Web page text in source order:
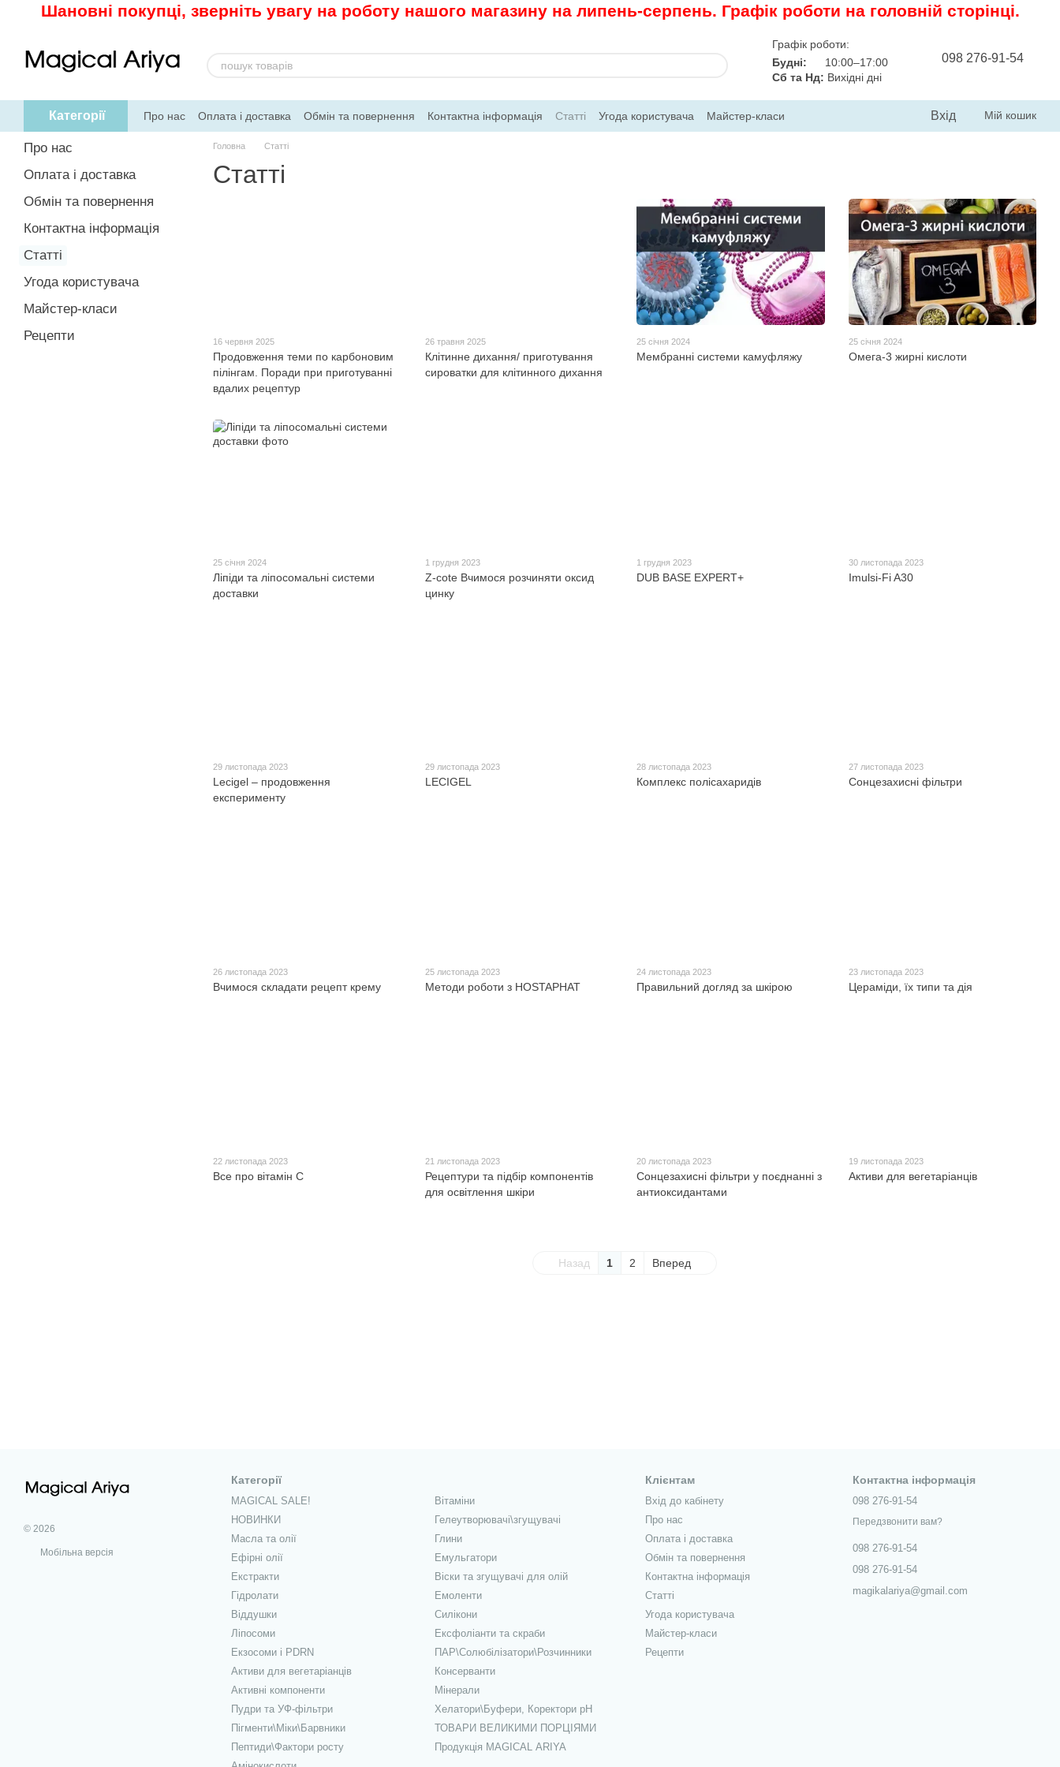
Шановні покупці, зверніть увагу на роботу нашого магазину на липень-серпень. Графік роботи на головній сторінці.
Графік роботи:
Будні:
10:00–17:00
Сб та Нд: Вихідні дні
098 276-91-54
Категорії Про нас Оплата і доставка Обмін та повернення Контактна інформація Статті Угода користувача
Майстер-класи
Рецепти
Вхід Мій кошик
Головна Статті
Статті
16 червня 2025
Продовження теми по карбоновим
пілінгам. Поради при приготуванні
вдалих рецептур
26 травня 2025
Клітинне дихання/ приготування
сироватки для клітинного дихання
25 січня 2024
Мембранні системи камуфляжу
25 січня 2024
Омега-3 жирні кислоти
25 січня 2024
Ліпіди та ліпосомальні системи
доставки
1 грудня 2023
Z-cote Вчимося розчиняти оксид
цинку
1 грудня 2023
DUB BASE EXPERT+
30 листопада 2023
Imulsi-Fi A30
29 листопада 2023
Lecigel – продовження
експерименту
29 листопада 2023
LECIGEL
28 листопада 2023
Комплекс полісахаридів
27 листопада 2023
Сонцезахисні фільтри
26 листопада 2023
Вчимося складати рецепт крему
25 листопада 2023
Методи роботи з HOSTAPHAT
24 листопада 2023
Правильний догляд за шкірою
23 листопада 2023
Цераміди, їх типи та дія
22 листопада 2023
Все про вітамін С
21 листопада 2023
Рецептури та підбір компонентів
для освітлення шкіри
20 листопада 2023
Сонцезахисні фільтри у поєднанні з
антиоксидантами
19 листопада 2023
Активи для вегетаріанців
Назад 1 2 Вперед
Про нас
Оплата і доставка
Обмін та повернення
Контактна інформація
Статті
Угода користувача
Майстер-класи
Рецепти
© 2026
Мобільна версія
Категорії
MAGICAL SALE!
НОВИНКИ
Масла та олії
Ефірні олії
Екстракти
Гідролати
Віддушки
Ліпосоми
Екзосоми і PDRN
Активи для вегетаріанців
Активні компоненти
Пудри та УФ-фільтри
Пігменти\Міки\Барвники
Пептиди\Фактори росту
Вітаміни
Гелеутворювачі\згущувачі
Глини
Емульгатори
Віски та згущувачі для олій
Емоленти
Силікони
Ексфоліанти та скраби
ПАР\Солюбілізатори\Розчинники
Консерванти
Мінерали
Хелатори\Буфери, Коректори рН
ТОВАРИ ВЕЛИКИМИ ПОРЦІЯМИ
Продукція MAGICAL ARIYA
Клієнтам
Вхід до кабінету
Про нас
Оплата і доставка
Обмін та повернення
Контактна інформація
Статті
Угода користувача
Майстер-класи
Рецепти
Контактна інформація
098 276-91-54
Передзвонити вам?
098 276-91-54
098 276-91-54
magikalariya@gmail.com